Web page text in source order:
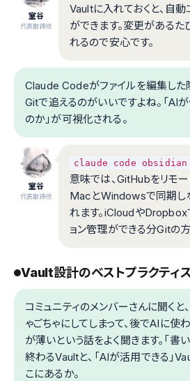
室谷
代表取締役
Vaultに入れておくと、自動
ができます。変更がある
れるので安心です。
Claude Codeがファイルを編集した
Gitで追えるのがいいですよね。「AI
のか」が可視化される。
室谷
代表取締役
claude code
意味では、GitHubをリモー
MacとWindowsで同期し
れます。iCloudやDropbox
ョン管理ができる分Gitの
Vault設計のベストプラクティ
コミュニティのメンバーさんに聞くと
ゃごちゃにしてしまって、後でAIに使
が薄いという話をよく聞きます。「書
終わるVaultと、「AIが活用できる」
こにあるか。